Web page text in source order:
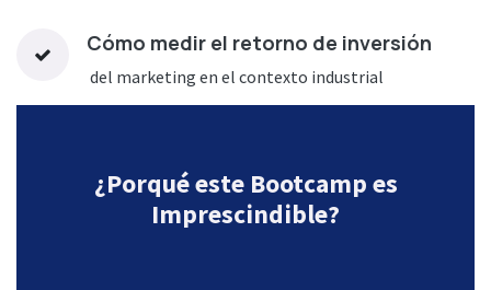
Cómo medir el retorno de inversión
del marketing en el contexto industrial
¿Porqué este Bootcamp es
Imprescindible?